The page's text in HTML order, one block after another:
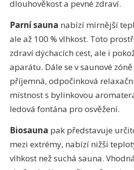
dlouhověkost a pevné zdraví.
Parní sauna nabízí mírnější
ale až 100 % vlhkost. Toto
zdraví dýchacích cest, ale i
aparátu. Dále se v saunové
příjemná, odpočinková
místnost s bylinkovou
ledová fontána pro osvěžení.
Biosauna pak představuje
mezi extrémy, nabízí nižší
vlhkost než suchá sauna.